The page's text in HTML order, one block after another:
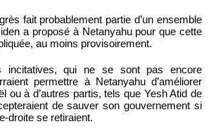
fait probablement partie d’un ensemble
a proposé à Netanyahu pour que cette
au moins provisoirement.
incitatives, qui ne se sont pas encore
permettre à Netanyahu d’améliorer
ou à d’autres partis, tels que Yesh Atid de
de sauver son gouvernement si
droite se retiraient.